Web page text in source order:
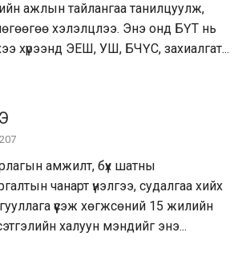
ажлын тайлангаа танилцуулж,
хэлэлцлээ. Энэ онд БҮТ нь
хүрээнд ЭЕШ, УШ, БЧҮС, захиалгат...
амжилт, бүх шатны
чанарт үнэлгээ, судалгаа хийх
үүсэж хөгжсөний 15 жилийн
халуун мэндийг энэ...